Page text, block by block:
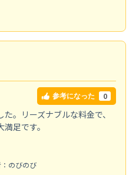
参考になった 0
。リーズナブルな料金で、
足です。
のびのび